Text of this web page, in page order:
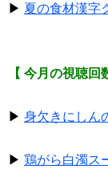
▶ 夏の食材漢字
【 今月の視聴回
▶ 身欠きにしん
▶ 鶏がら白濁ス